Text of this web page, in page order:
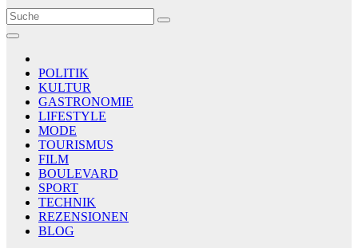
Le Matin
AGENCE DE PRESSE
POLITIK
KULTUR
GASTRONOMIE
LIFESTYLE
MODE
TOURISMUS
FILM
BOULEVARD
SPORT
TECHNIK
REZENSIONEN
BLOG